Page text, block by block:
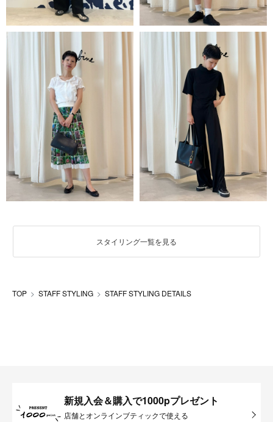
スタイリング一覧を見る
TOP STAFF STYLING STAFF STYLING DETAILS
新規入会＆購入で1000pプレゼント
店舗とオンラインブティックで使える